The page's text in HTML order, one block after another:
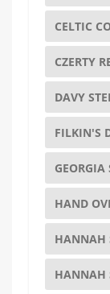
CELTIC
CZERTY
DAVY
FILKIN'S
GEORGIA
HAND
HANNAH
HANNAH